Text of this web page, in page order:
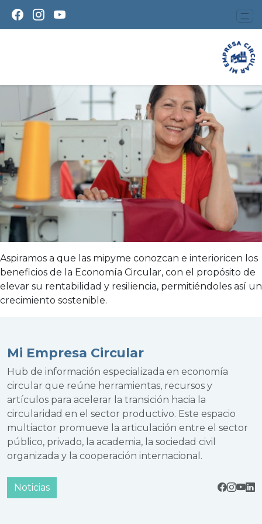
Aspiramos a que las mipyme conozcan e interioricen los
beneficios de la Economía Circular, con el propósito de
elevar su rentabilidad y resiliencia, permitiéndoles así un
crecimiento sostenible.
Mi Empresa Circular
Hub de información especializada en economía
circular que reúne herramientas, recursos y
artículos para acelerar la transición hacia la
circularidad en el sector productivo. Este espacio
multiactor promueve la articulación entre el sector
público, privado, la academia, la sociedad civil
organizada y la cooperación internacional.
Noticias